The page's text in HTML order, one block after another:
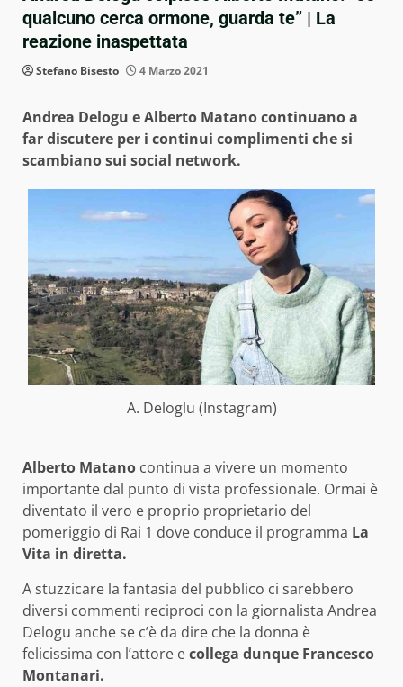
qualcuno cerca ormone, guarda te” | La
reazione inaspettata
Stefano Bisesto 4 Marzo 2021
Andrea Delogu e Alberto Matano continuano a
far discutere per i continui complimenti che si
scambiano sui social network.
A. Deloglu (Instagram)
Alberto Matano continua a vivere un momento
importante dal punto di vista professionale. Ormai è
diventato il vero e proprio proprietario del
pomeriggio di Rai 1 dove conduce il programma La
Vita in diretta.
A stuzzicare la fantasia del pubblico ci sarebbero
diversi commenti reciproci con la giornalista Andrea
Delogu anche se c’è da dire che la donna è
felicissima con l’attore ecollega dunque Francesco
Montanari.